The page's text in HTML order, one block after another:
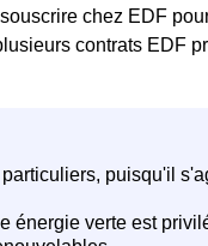
chez EDF
contrats EDF